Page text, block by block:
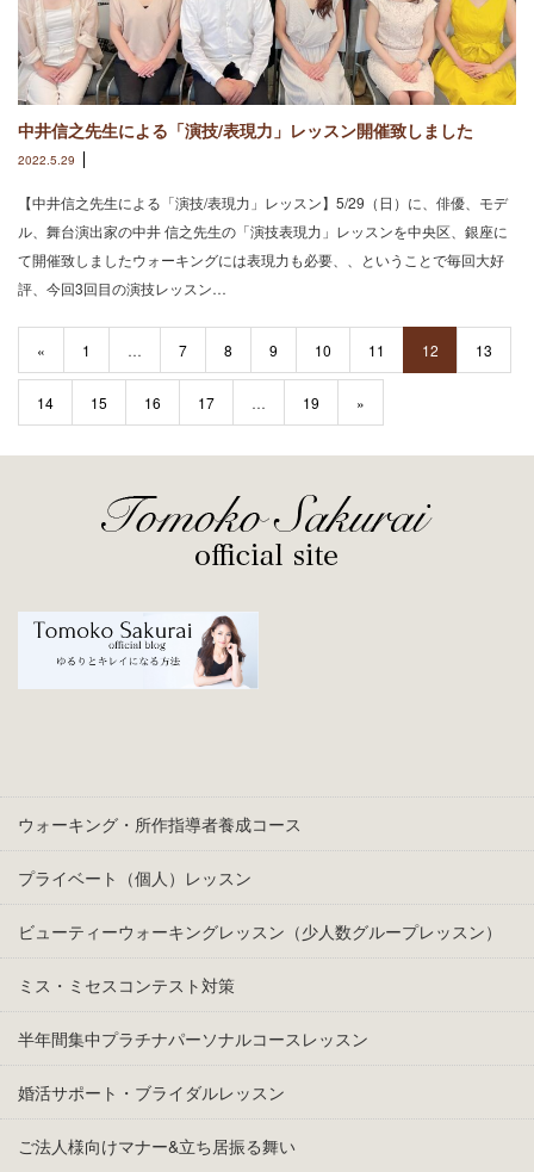
中井信之先生による「演技/表現力」レッスン開催致しました
2022.5.29
【中井信之先生による「演技/表現力」レッスン】5/29（日）に、俳優、モデ
ル、舞台演出家の中井 信之先生の「演技表現力」レッスンを中央区、銀座に
て開催致しましたウォーキングには表現力も必要、、ということで毎回大好
評、今回3回目の演技レッスン…
« 1 … 7 8 9 10 11 12 13
14 15 16 17 … 19 »
ウォーキング・所作指導者養成コース
プライベート（個人）レッスン
ビューティーウォーキングレッスン（少人数グループレッスン）
ミス・ミセスコンテスト対策
半年間集中プラチナパーソナルコースレッスン
婚活サポート・ブライダルレッスン
ご法人様向けマナー&立ち居振る舞い